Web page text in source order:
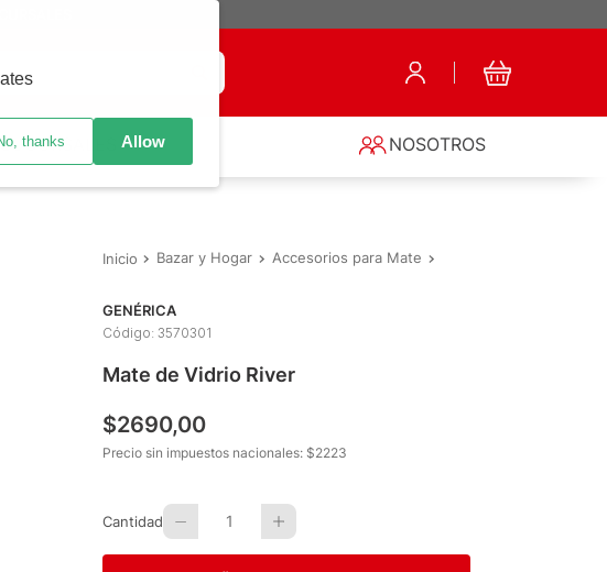
SUCURSALES NOSOTROS
Bazar y Hogar Accesorios para Mate
GENÉRICA
Código: 3570301
Mate de Vidrio River
$2690,00
Precio sin impuestos nacionales: $2223
Cantidad 1
thanks Allow